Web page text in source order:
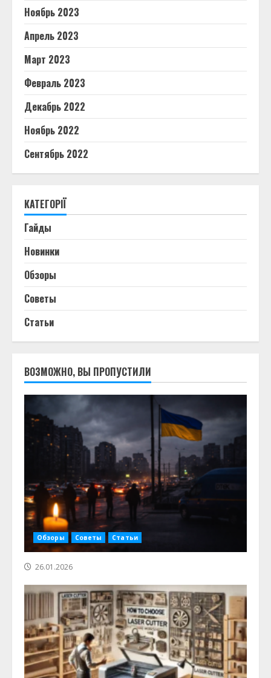
Ноябрь 2023
Апрель 2023
Март 2023
Февраль 2023
Декабрь 2022
Ноябрь 2022
Сентябрь 2022
КАТЕГОРІЇ
Гайды
Новинки
Обзоры
Советы
Статьи
ВОЗМОЖНО, ВЫ ПРОПУСТИЛИ
Обзоры Советы Статьи
26.01.2026